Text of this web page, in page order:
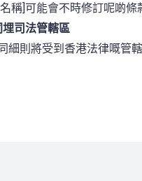
稱]可能會不時修訂呢啲
司法管轄區
細則將受到香港法律嘅管